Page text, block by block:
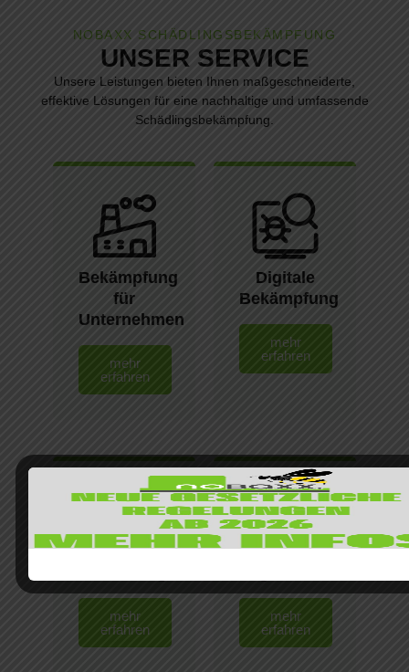
NOBAXX SCHÄDLINGSBEKÄMPFUNG
UNSER SERVICE
Unsere Leistungen bieten Ihnen maßgeschneiderte,
effektive Lösungen für eine nachhaltige und umfassende
Schädlingsbekämpfung.
Bekämpfung
für
Unternehmen
mehr
erfahren
Digitale
Bekämpfung
mehr
erfahren
mehr
erfahren
mehr
erfahren